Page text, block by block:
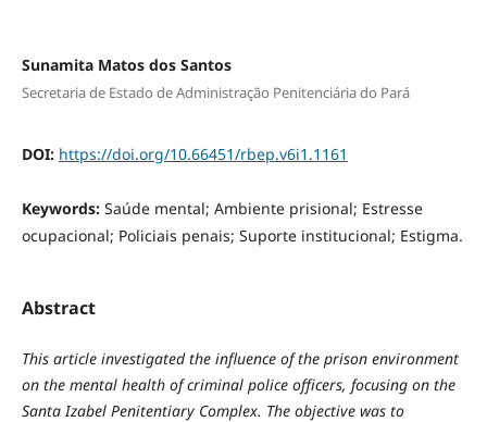
Sunamita Matos dos Santos
Secretaria de Estado de Administração Penitenciária do Pará
DOI: https://doi.org/10.66451/rbep.v6i1.1161
Keywords: Saúde mental; Ambiente prisional; Estresse
ocupacional; Policiais penais; Suporte institucional; Estigma.
Abstract
This article investigated the influence of the prison environment
on the mental health of criminal police officers, focusing on the
Santa Izabel Penitentiary Complex. The objective was to